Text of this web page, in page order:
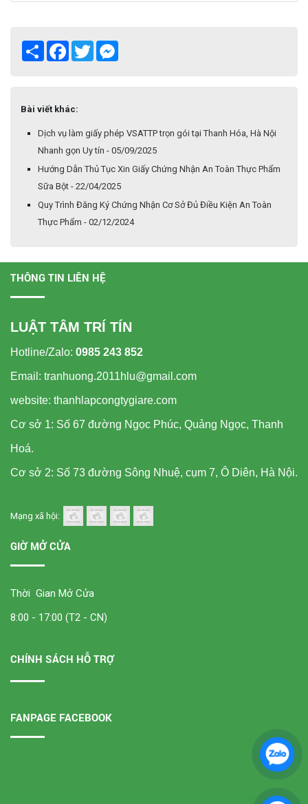
Share Facebook
Twitter
Bài viết khác:
Dịch vụ làm giấy phép VSATTP trọn gói tại Thanh Hóa, Hà Nội
Nhanh gọn Uy tín - 05/09/2025
Hướng Dẫn Thủ Tục Xin Giấy Chứng Nhận An Toàn Thực Phẩm
Sữa Bột - 22/04/2025
Quy Trình Đăng Ký Chứng Nhận Cơ Sở Đủ Điều Kiện An Toàn
Thực Phẩm - 02/12/2024
THÔNG TIN LIÊN HỆ
LUẬT TÂM TRÍ TÍN
Hotline/Zalo: 0985 243 852
Email: tranhuong.2011hlu@gmail.com
website: thanhlapcongtygiare.com
Cơ sở 1: Số 67 đường Ngọc Phúc, Quảng Ngọc, Thanh
Hoá.
Cơ sở 2: Số 73 đường Sông Nhuệ, cụm 7, Ô Diên, Hà Nội.
Mạng xã hội:
GIỜ MỞ CỬA
Thời Gian Mở Cửa
8:00 - 17:00 (T2 - CN)
CHÍNH SÁCH HỖ TRỢ
FANPAGE FACEBOOK